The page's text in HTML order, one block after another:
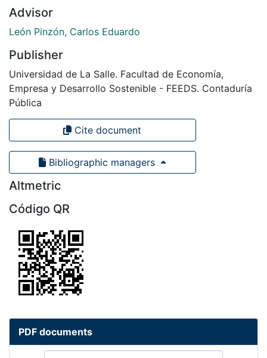
Advisor
León Pinzón, Carlos Eduardo
Publisher
Universidad de La Salle. Facultad de Economía,
Empresa y Desarrollo Sostenible - FEEDS. Contaduría
Pública
Cite document
Bibliographic managers
Altmetric
Código QR
PDF documents